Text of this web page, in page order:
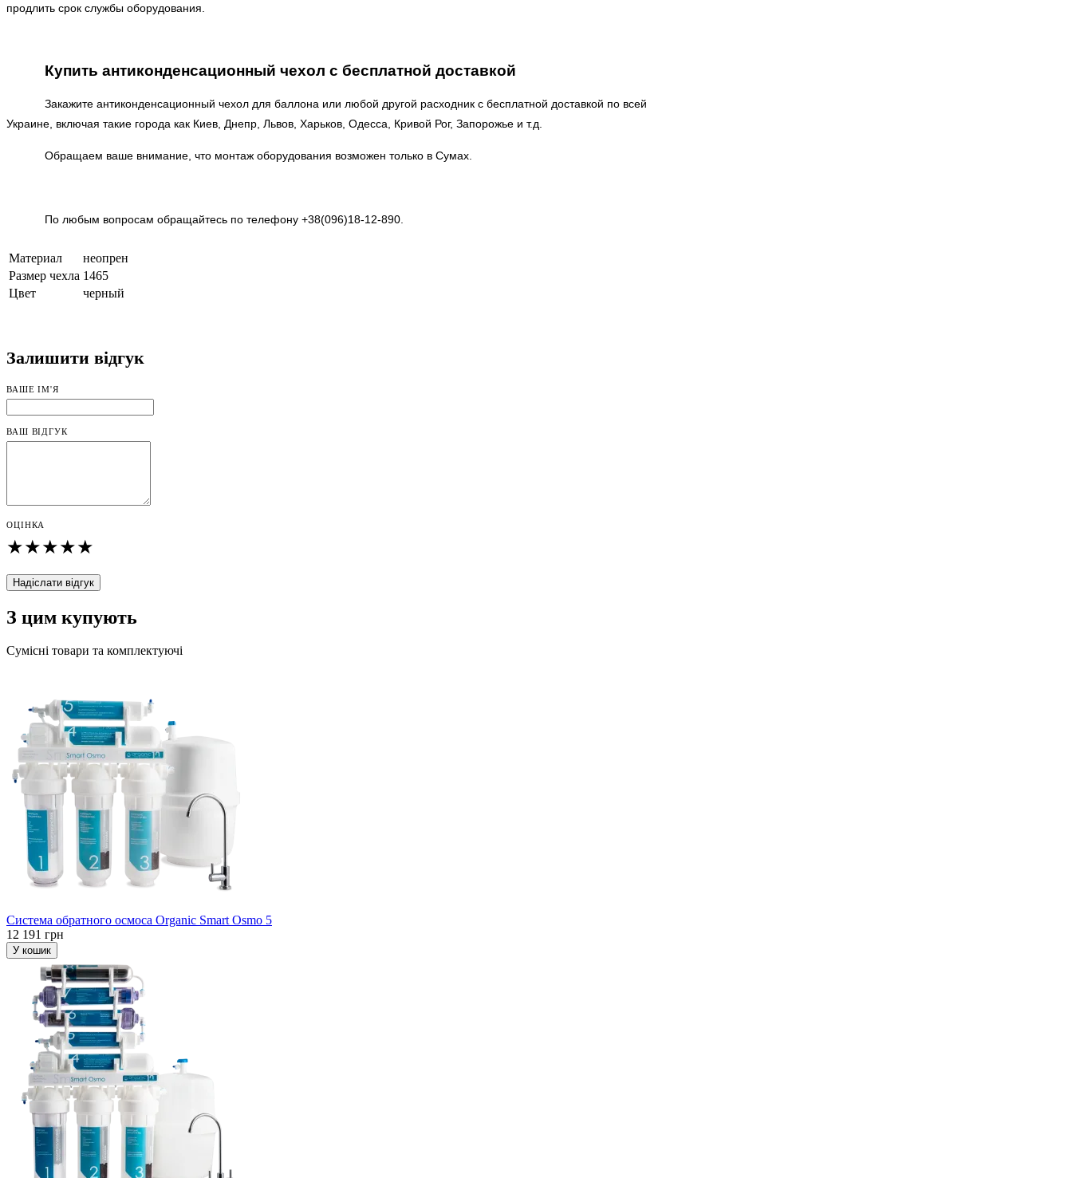
продлить срок службы оборудования.
Купить антиконденсационный чехол с бесплатной доставкой
Закажите антиконденсационный чехол для баллона или любой другой расходник с бесплатной доставкой по всей
Украине, включая такие города как Киев, Днепр, Львов, Харьков, Одесса, Кривой Рог, Запорожье и т.д.
Обращаем ваше внимание, что монтаж оборудования возможен только в Сумах.
По любым вопросам обращайтесь по телефону +38(096)18-12-890.
Материал
неопрен
Размер чехла 1465
Цвет
черный
Залишити відгук
ВАШЕ ІМ'Я
ВАШ ВІДГУК
ОЦІНКА
★★★★★
Надіслати відгук
З цим купують
Сумісні товари та комплектуючі
Система обратного осмоса Organic Smart Osmo 5
12 191 грн
У кошик